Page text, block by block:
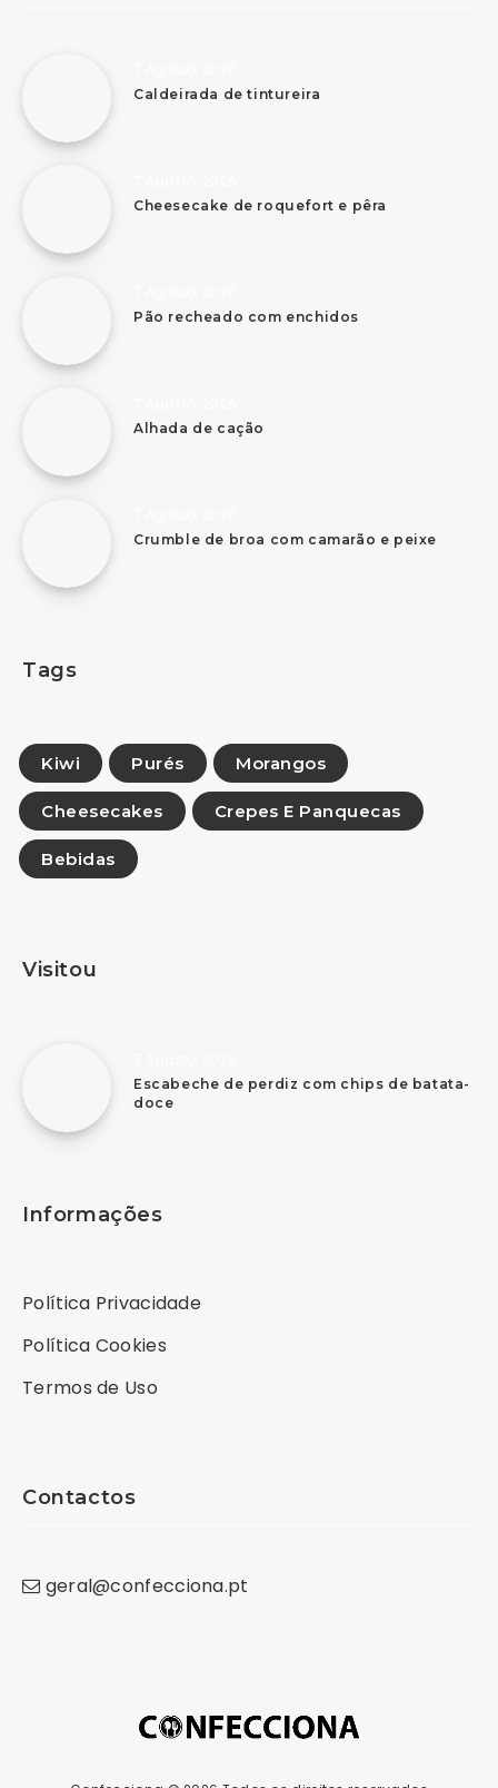
Caldeirada de tintureira
Cheesecake de roquefort e pêra
Pão recheado com enchidos
Alhada de cação
Crumble de broa com camarão e peixe
Tags
Kiwi Purés Morangos
Cheesecakes Crepes E Panquecas
Bebidas
Visitou
Escabeche de perdiz com chips de batata-
doce
Informações
Política Privacidade
Política Cookies
Termos de Uso
Contactos
geral@confecciona.pt